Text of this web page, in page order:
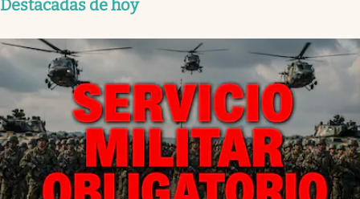
Destacadas de hoy